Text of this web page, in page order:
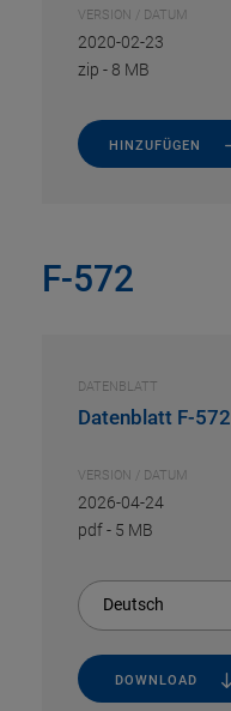
VERSION / DATUM
2020-02-23
zip - 8 MB
HINZUFÜGEN
F-572
DATENBLATT
Datenblatt F-572
VERSION / DATUM
2026-04-24
pdf- 5 MB
Deutsch
DOWNLOAD